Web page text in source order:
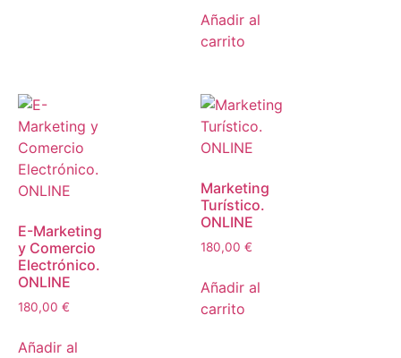
Añadir al
carrito
E-Marketing
y Comercio
Electrónico.
ONLINE
180,00 €
Añadir al
Marketing
Turístico.
ONLINE
180,00 €
Añadir al
carrito